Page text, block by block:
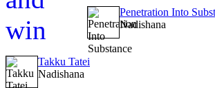
Penetration Into
Nadishana
Takku Tatei
Nadishana